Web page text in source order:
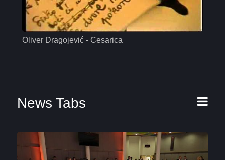
Oliver Dragojević - Cesarica
News Tabs